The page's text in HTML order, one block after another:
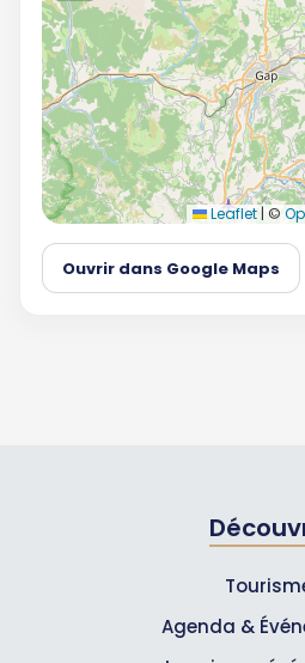
Leaflet | ©
Ouvrir dans Google Maps
Agenda &